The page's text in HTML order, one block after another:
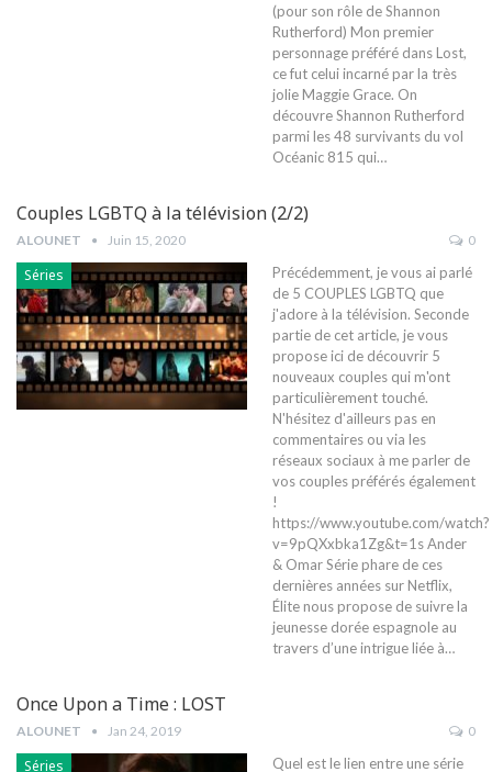
(pour son rôle de Shannon
Rutherford) Mon premier
personnage préféré dans Lost,
ce fut celui incarné par la très
jolie Maggie Grace. On
découvre Shannon Rutherford
parmi les 48 survivants du vol
Océanic 815 qui…
Couples LGBTQ à la télévision (2/2)
ALOUNET Juin 15, 2020 0
Séries
Précédemment, je vous ai parlé
de 5 COUPLES LGBTQ que
j'adore à la télévision. Seconde
partie de cet article, je vous
propose ici de découvrir 5
nouveaux couples qui m'ont
particulièrement touché.
N'hésitez d'ailleurs pas en
commentaires ou via les
réseaux sociaux à me parler de
vos couples préférés également
!
https://www.youtube.com/watch?
v=9pQXxbka1Zg&t=1s Ander
& Omar Série phare de ces
dernières années sur Netflix,
Élite nous propose de suivre la
jeunesse dorée espagnole au
travers d’une intrigue liée à…
Once Upon a Time : LOST
ALOUNET Jan 24, 2019 0
Séries
Quel est le lien entre une série